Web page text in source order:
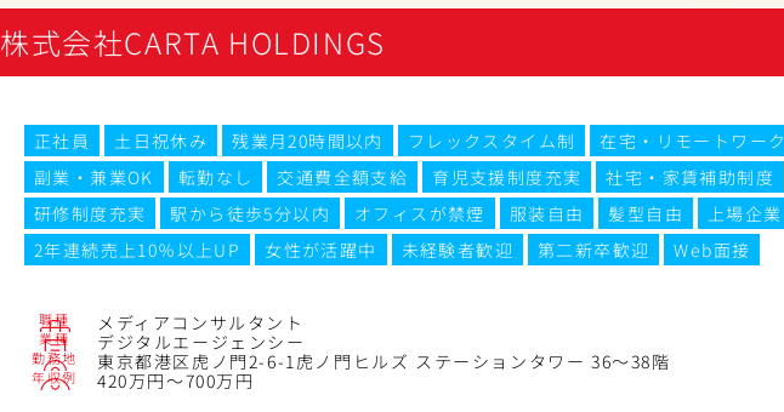
履歴書のつくり方
職務経歴書のつくり方
ポートフォリオのつくり方
面接対策
未経験から広告業界への転職
エグゼクティブ転職
しゅふクリ･ママクリ転職
年収アップ転職
Uターン･Iターン転職
株式会社CARTA HOLDINGS
正社員 土日祝休み 残業月20時間以内 フレックスタイム制
在宅・リモートワーク
副業・兼業OK
転勤なし 交通費全額支給 育児支援制度充実
社宅・家賃補助制度
研修制度充実
駅から徒歩5分以内 オフィスが禁煙 服装自由 髪型自由
上場企業
2年連続売上10％以上UP
女性が活躍中 未経験者歓迎 第二新卒歓迎 Web面接
職種 メディアコンサルタント
業種 デジタルエージェンシー
勤務地 東京都港区虎ノ門2-6-1虎ノ門ヒルズ ステーションタワー 36～38階
年収例 420万円～700万円